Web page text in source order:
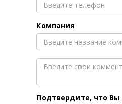
Компания
Подтвердите, что Вы